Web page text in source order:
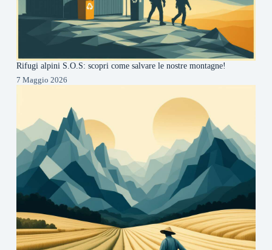
Rifugi alpini S.O.S: scopri come salvare le nostre montagne!
7 Maggio 2026